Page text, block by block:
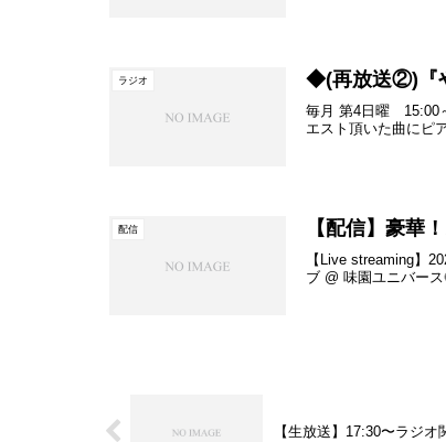
ラジオ ◆(再放送②)『
毎月 第4日曜 15:00
エスト頂いた曲にピ
配信 【配信】豪華
【Live streaming】
ブ @ 味園ユニバー
【生放送】17:30〜ラジ